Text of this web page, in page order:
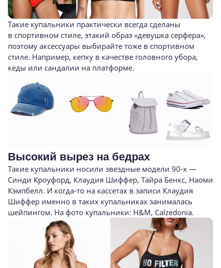
Такие купальники практически всегда сделаны
в спортивном стиле, этакий образ «девушка серфера»,
поэтому аксессуары выбирайте тоже в спортивном
стиле. Например, кепку в качестве головного убора,
кеды или сандалии на платформе.
Высокий вырез на бедрах
Такие купальники носили звездные модели 90-х —
Синди Кроуфорд, Клаудия Шиффер, Тайра Бенкс, Наоми
Кэмпбелл. И когда-то на кассетах в записи Клаудия
Шиффер именно в таких купальниках занималась
шейпингом. На фото купальники: H&M, Calzedonia.